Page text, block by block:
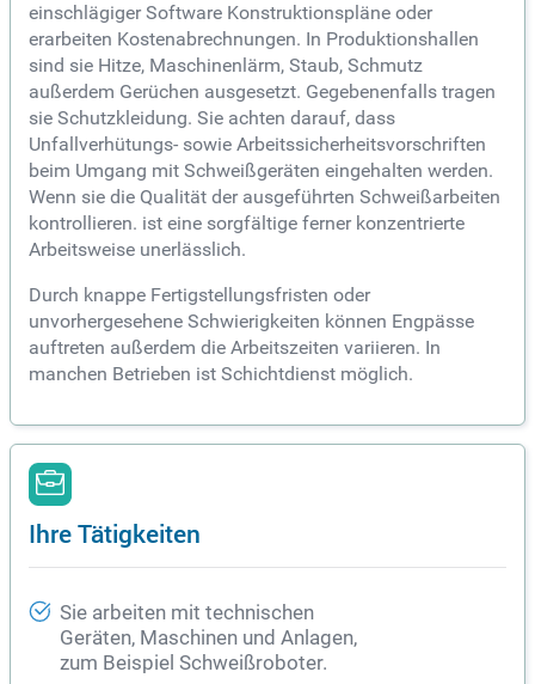
einschlägiger Software Konstruktionspläne oder
erarbeiten Kostenabrechnungen. In Produktionshallen
sind sie Hitze, Maschinenlärm, Staub, Schmutz
außerdem Gerüchen ausgesetzt. Gegebenenfalls tragen
sie Schutzkleidung. Sie achten darauf, dass
Unfallverhütungs- sowie Arbeitssicherheitsvorschriften
beim Umgang mit Schweißgeräten eingehalten werden.
Wenn sie die Qualität der ausgeführten Schweißarbeiten
kontrollieren. ist eine sorgfältige ferner konzentrierte
Arbeitsweise unerlässlich.
Durch knappe Fertigstellungsfristen oder
unvorhergesehene Schwierigkeiten können Engpässe
auftreten außerdem die Arbeitszeiten variieren. In
manchen Betrieben ist Schichtdienst möglich.
Ihre Tätigkeiten
Sie arbeiten mit technischen
Geräten, Maschinen und Anlagen,
zum Beispiel Schweißroboter.